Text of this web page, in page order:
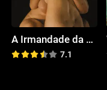
A Irmandade da Sauna
7.1